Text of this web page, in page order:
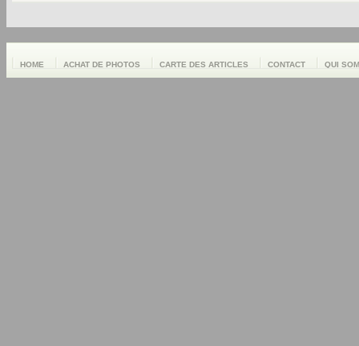
HOME ACHAT DE PHOTOS CARTE DES ARTICLES CONTACT QUI